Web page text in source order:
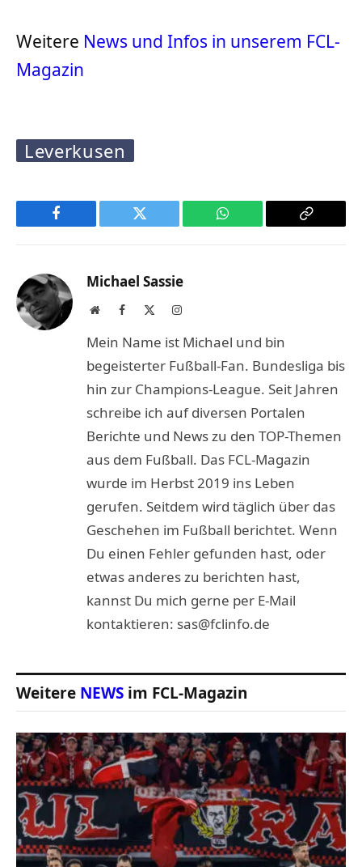
Weitere News und Infos in unserem FCL-
Magazin
Leverkusen
Facebook Twitter WhatsApp
Copy
Michael Sassie
WebsiteFacebook Instagram
Mein Name ist Michael und bin
begeisterter Fußball-Fan. Bundesliga bis
hin zur Champions-League. Seit Jahren
schreibe ich auf diversen Portalen
Berichte und News zu den TOP-Themen
aus dem Fußball. Das FCL-Magazin
wurde im Herbst 2019 ins Leben
gerufen. Seitdem wird täglich über das
Geschehen im Fußball berichtet. Wenn
Du einen Fehler gefunden hast, oder
etwas anderes zu berichten hast,
kannst Du mich gerne per E-Mail
kontaktieren: sas@fclinfo.de
Weitere NEWS im FCL-Magazin